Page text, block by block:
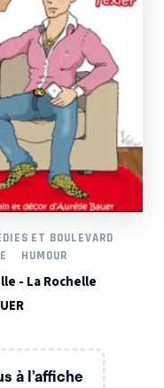
ET BOULEVARD
HUMOUR
- La Rochelle
à l’affiche